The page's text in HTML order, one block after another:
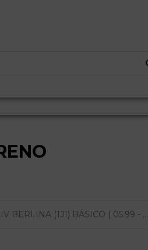
BERLINA (1J1) BÁSICO | 05.99 - ...